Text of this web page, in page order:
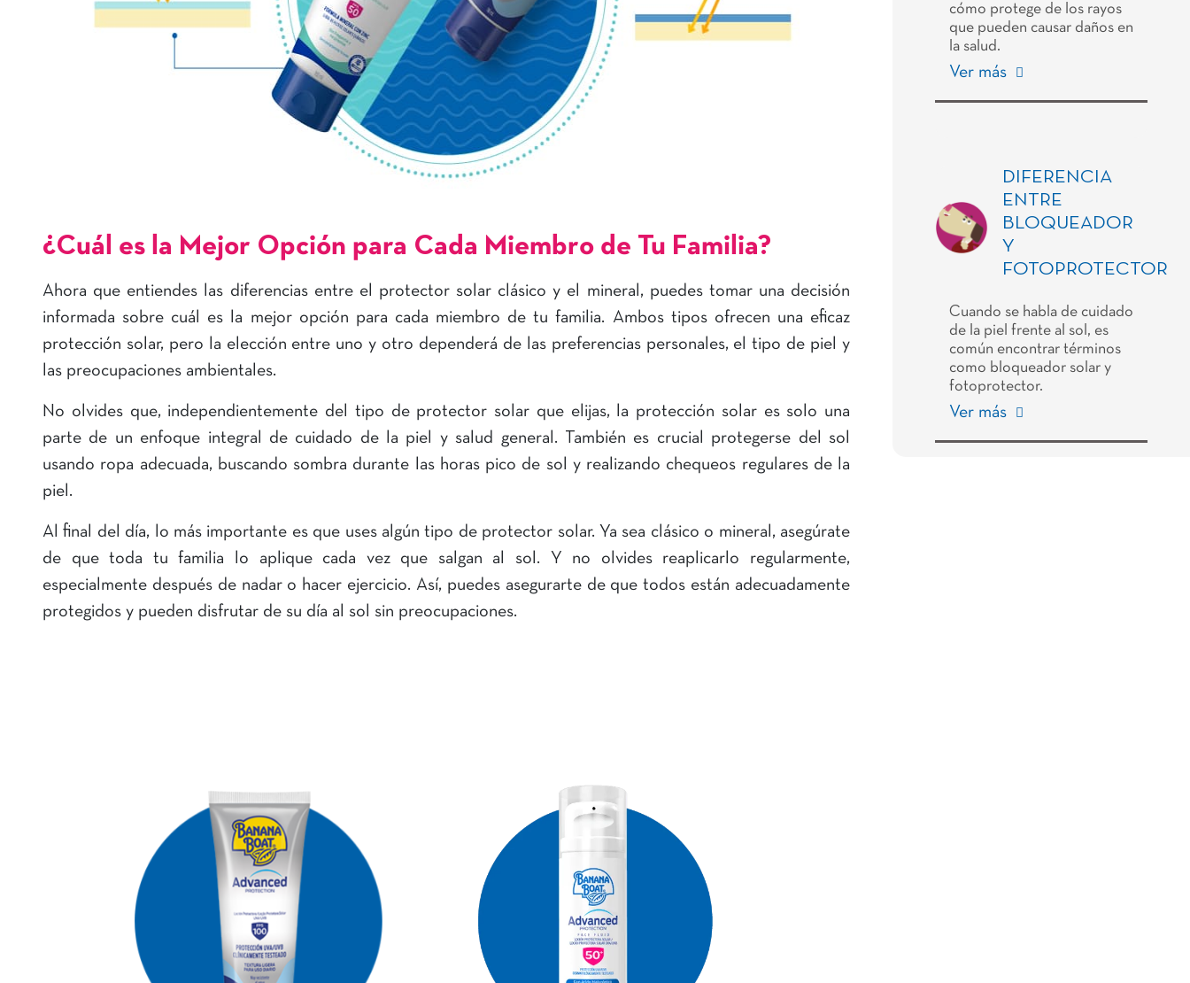
¿Cuál es la Mejor Opción para Cada Miembro de Tu Familia?
Ahora que entiendes las diferencias entre el protector solar clásico y el mineral, puedes tomar una decisión
informada sobre cuál es la mejor opción para cada miembro de tu familia. Ambos tipos ofrecen una eficaz
protección solar, pero la elección entre uno y otro dependerá de las preferencias personales, el tipo de piel y
las preocupaciones ambientales.
No olvides que, independientemente del tipo de protector solar que elijas, la protección solar es solo una
parte de un enfoque integral de cuidado de la piel y salud general. También es crucial protegerse del sol
usando ropa adecuada, buscando sombra durante las horas pico de sol y realizando chequeos regulares de la
piel.
Al final del día, lo más importante es que uses algún tipo de protector solar. Ya sea clásico o mineral, asegúrate
de que toda tu familia lo aplique cada vez que salgan al sol. Y no olvides reaplicarlo regularmente,
especialmente después de nadar o hacer ejercicio. Así, puedes asegurarte de que todos están adecuadamente
protegidos y pueden disfrutar de su día al sol sin preocupaciones.
cómo protege de los rayos
que pueden causar daños en
la salud.
Ver más
DIFERENCIA
ENTRE
BLOQUEADOR
Y
FOTOPROTECTOR
Cuando se habla de cuidado
de la piel frente al sol, es
común encontrar términos
como bloqueador solar y
fotoprotector.
Ver más